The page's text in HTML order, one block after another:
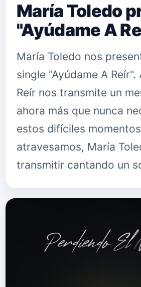
María Toledo
"Ayúdame A
María Toledo nos
single "Ayúdame A Reír".
Reír nos transmite un
ahora más que nunca
estos difíciles
atravesamos, María
transmitir cantando un